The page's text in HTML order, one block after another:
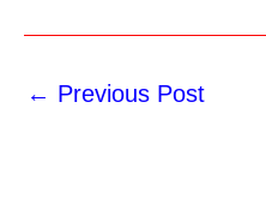
← Previous Post